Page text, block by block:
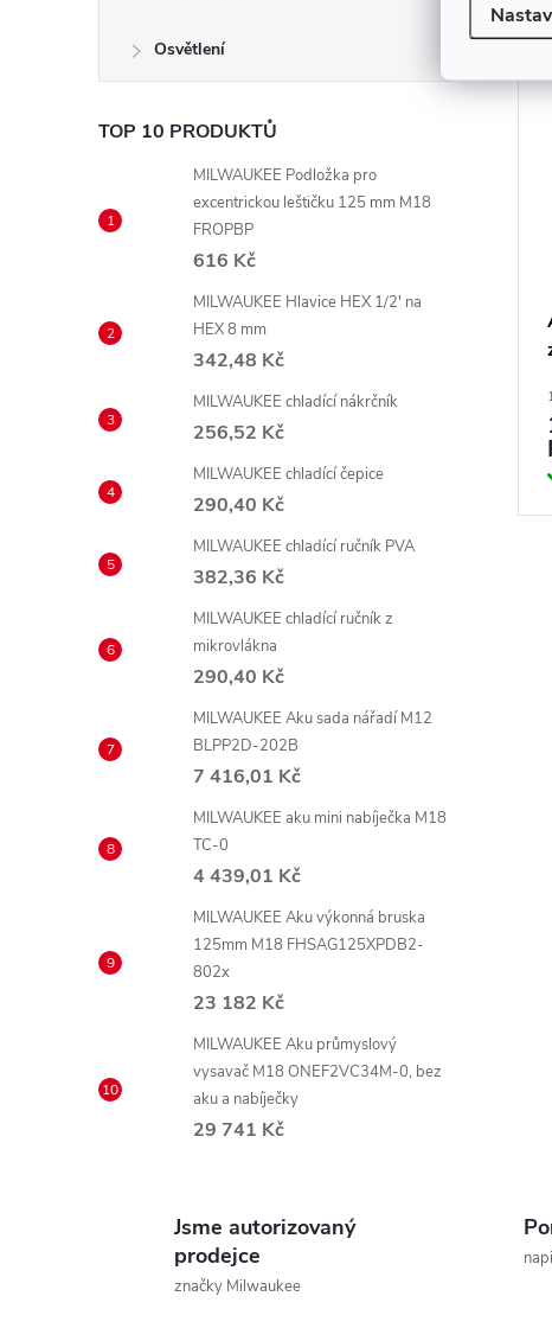
Osvětlení
TOP 10 PRODUKTŮ
MILWAUKEE Podložka pro
excentrickou leštičku 125 mm M18
FROPBP
616 Kč
MILWAUKEE Hlavice HEX 1/2' na
HEX 8 mm
342,48 Kč
MILWAUKEE chladící nákrčník
256,52 Kč
MILWAUKEE chladící čepice
290,40 Kč
MILWAUKEE chladící ručník PVA
382,36 Kč
MILWAUKEE chladící ručník z
mikrovlákna
290,40 Kč
MILWAUKEE Aku sada nářadí M12
BLPP2D-202B
7 416,01 Kč
MILWAUKEE aku mini nabíječka M18
TC-0
4 439,01 Kč
MILWAUKEE Aku výkonná bruska
125mm M18 FHSAG125XPDB2-
802x
23 182 Kč
MILWAUKEE Aku průmyslový
vysavač M18 ONEF2VC34M-0, bez
aku a nabíječky
29 741 Kč
v
ý
Jsme autorizovaný
prodejce
značky Milwaukee